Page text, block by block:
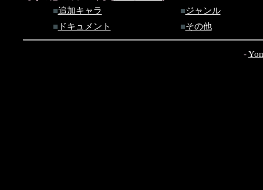
■追加キャラ ■ジャンル
■ ドキュメント ■その他
-